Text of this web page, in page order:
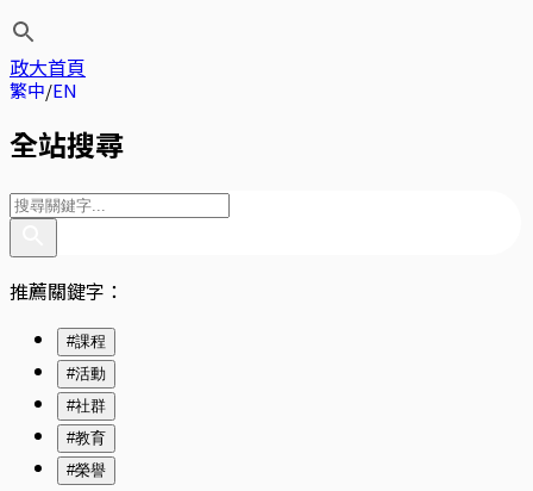
政大首頁
繁中 EN
全站搜尋
推薦關鍵字：
#課程
#活動
#社群
#教育
#榮譽